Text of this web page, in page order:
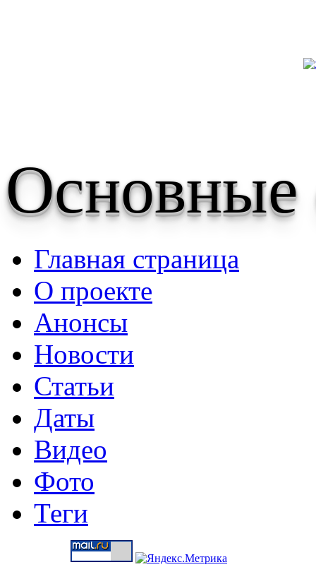
Основные
Главная страница
О проекте
Анонсы
Новости
Статьи
Даты
Видео
Фото
Теги